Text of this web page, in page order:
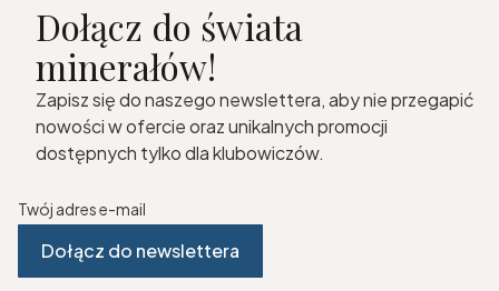
Dołącz do świata
minerałów!
Zapisz się do naszego newslettera, aby nie przegapić
nowości w ofercie oraz unikalnych promocji
dostępnych tylko dla klubowiczów.
Twój adres e-mail
Dołącz do newslettera